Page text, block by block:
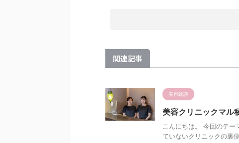
関連記事
美容雑談
美容クリニックマル
こんにちは。 今回のテ
ていないクリニックの裏